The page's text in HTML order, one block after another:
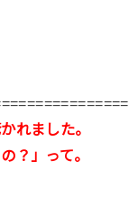
れました。
？」って。